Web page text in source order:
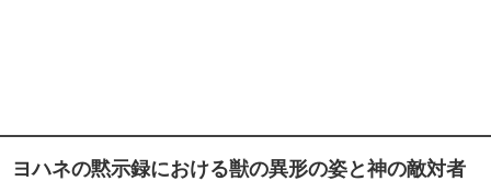
ヨハネの黙示録における獣の異形の姿と神の敵対者